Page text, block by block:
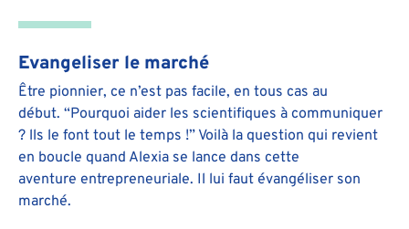
Evangeliser le marché
Être pionnier, ce n’est pas facile, en tous cas au
début. “Pourquoi aider les scientifiques à communiquer
? lls le font tout le temps !” Voilà la question qui revient
en boucle quand Alexia se lance dans cette
aventure entrepreneuriale. Il lui faut évangéliser son
marché.